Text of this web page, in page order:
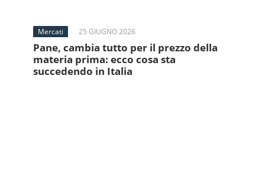
Mercati 25 GIUGNO 2026
Pane, cambia tutto per il prezzo della
materia prima: ecco cosa sta
succedendo in Italia